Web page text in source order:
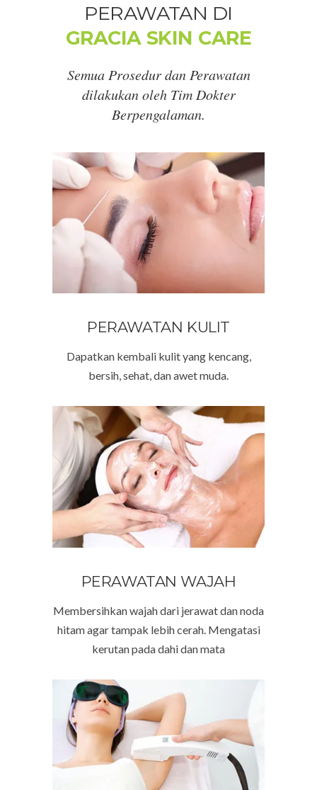
PERAWATAN DI
GRACIA SKIN CARE
Semua Prosedur dan Perawatan
dilakukan oleh Tim Dokter
Berpengalaman.
PERAWATAN KULIT
Dapatkan kembali kulit yang kencang,
bersih, sehat, dan awet muda.
PERAWATAN WAJAH
Membersihkan wajah dari jerawat dan noda
hitam agar tampak lebih cerah. Mengatasi
kerutan pada dahi dan mata